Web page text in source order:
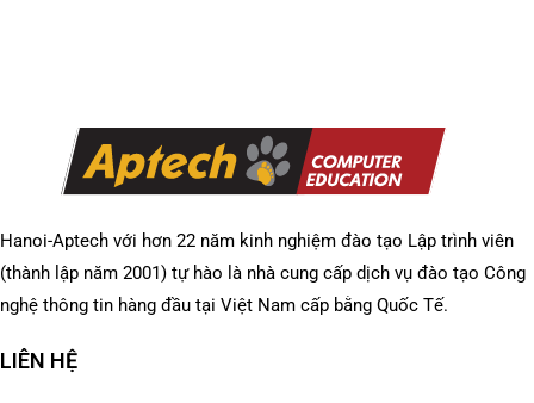
Hanoi-Aptech với hơn 22 năm kinh nghiệm đào tạo Lập trình viên
(thành lập năm 2001) tự hào là nhà cung cấp dịch vụ đào tạo Công
nghệ thông tin hàng đầu tại Việt Nam cấp bằng Quốc Tế.
LIÊN HỆ